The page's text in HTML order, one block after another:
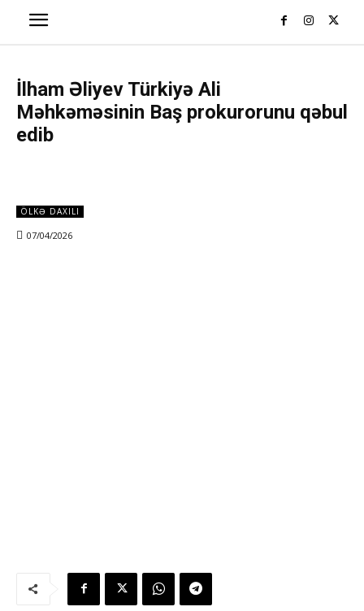
İlham Əliyev Türkiyə Ali
Məhkəməsinin Baş prokurorunu qəbul
edib
ÖLKƏ DAXILI
07/04/2026